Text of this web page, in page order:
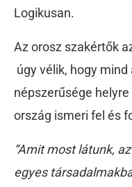
Logikusan.
Az orosz szakértők
úgy vélik, hogy
népszerűsége
ország ismeri fel és
“Amit most látunk,
egyes